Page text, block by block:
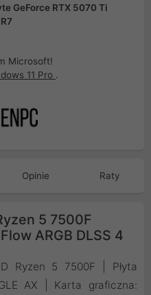
GeForce RTX 5070 Ti
Microsoft!
11 Pro .
Opinie Raty
5 7500F
ARGB DLSS 4
Ryzen 5 7500F | Płyta
AX | Karta graficzna: